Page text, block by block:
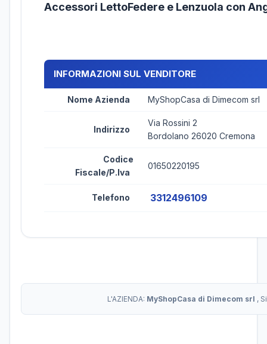
Accessori LettoFedere e Lenzuola con
INFORMAZIONI SUL VENDITORE
Nome Azienda MyShopCasa di Dimecom srl
Indirizzo
Via Rossini 2
Bordolano 26020 Cremona
Codice
Fiscale/P.Iva
01650220195
Telefono 3312496109
L'AZIENDA: MyShopCasa di Dimecom srl ,